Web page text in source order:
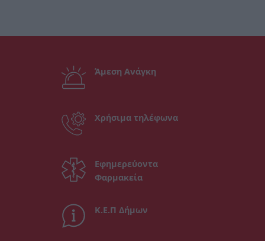
Άμεση Ανάγκη
Χρήσιμα τηλέφωνα
Εφημερεύοντα
Φαρμακεία
Κ.Ε.Π Δήμων